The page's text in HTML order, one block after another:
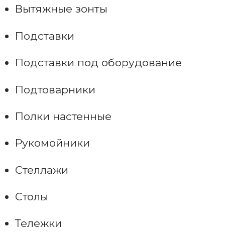
Вытяжные зонты
Подставки
Подставки под оборудование
Подтоварники
Полки настенные
Рукомойники
Стеллажи
Столы
Тележки